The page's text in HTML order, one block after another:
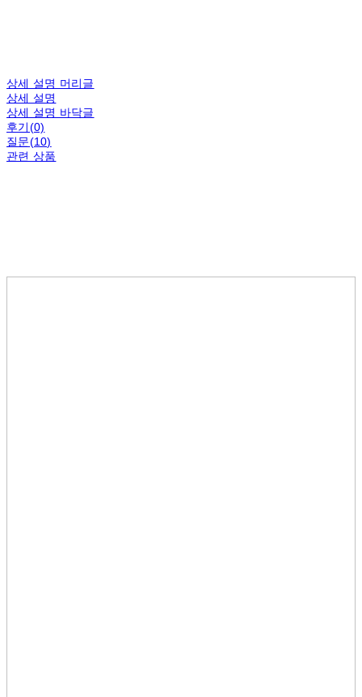
상세 설명 머리글
상세 설명
상세 설명 바닥글
후기(0)
질문(10)
관련 상품